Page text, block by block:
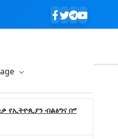
የኢትዮጲያን ብልፅግና በሚያረጋግጡ